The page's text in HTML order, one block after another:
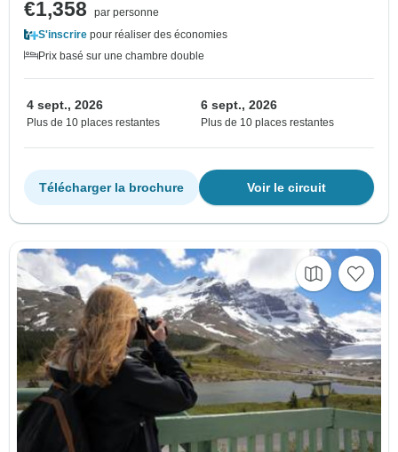
€1,358
par personne
S'inscrire pour réaliser des économies
Prix basé sur une chambre double
4 sept., 2026
Plus de 10 places restantes
6 sept., 2026
Plus de 10 places restantes
Voir le circuit
Télécharger la brochure